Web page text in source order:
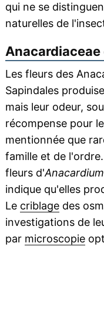
qui ne se
naturelles de
Les fleurs des
Sapindales
mais leur odeur,
récompense pour
mentionnée que
famille et de
fleurs d'
indique qu'elles
Le criblagedes
investigations de
par microscopie